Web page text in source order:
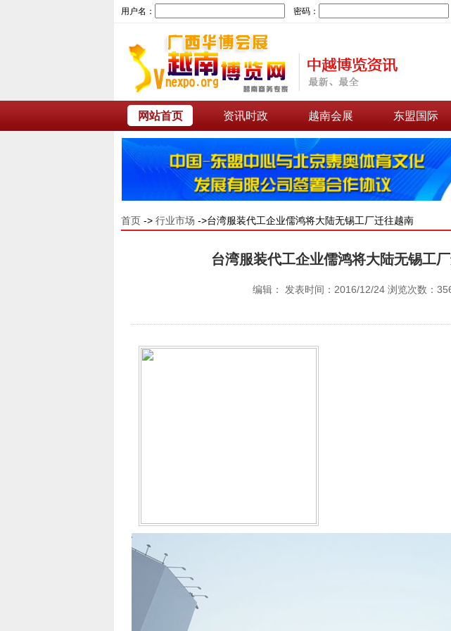
用户名： 密码：
网站首页 资讯时政 越南会展 东盟国际
首页 -> 行业市场 ->台湾服装代工企业儒鸿将大陆无锡工厂迁往越南
台湾服装代工企业儒鸿将大陆无锡工
编辑： 发表时间：2016/12/24 浏览次数：